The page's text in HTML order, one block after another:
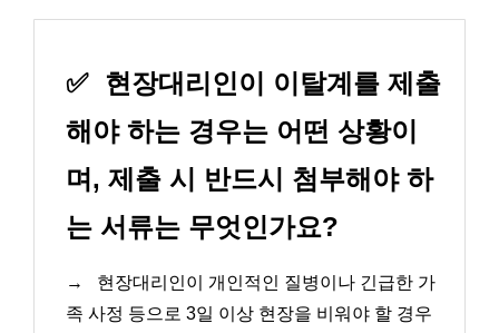
✅
현장대리인이 이탈계를 제출
해야 하는 경우는 어떤 상황이
며, 제출 시 반드시 첨부해야 하
는 서류는 무엇인가요?
→
현장대리인이 개인적인 질병이나 긴급한 가
족 사정 등으로 3일 이상 현장을 비워야 할 경우